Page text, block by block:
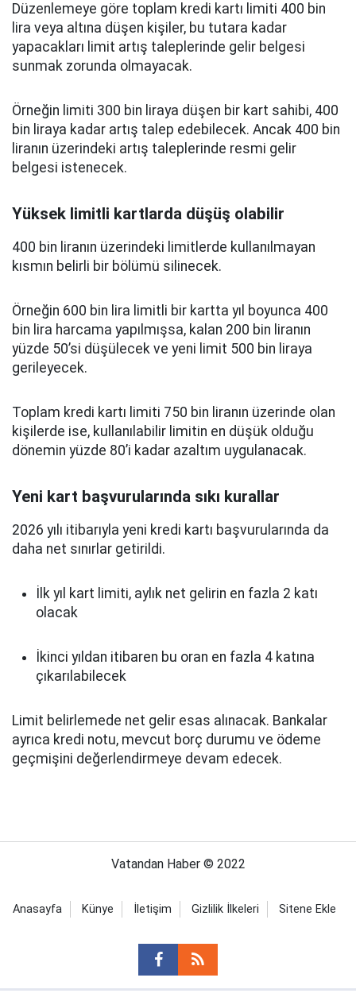
Düzenlemeye göre toplam kredi kartı limiti 400 bin
lira veya altına düşen kişiler, bu tutara kadar
yapacakları limit artış taleplerinde gelir belgesi
sunmak zorunda olmayacak.
Örneğin limiti 300 bin liraya düşen bir kart sahibi, 400
bin liraya kadar artış talep edebilecek. Ancak 400 bin
liranın üzerindeki artış taleplerinde resmi gelir
belgesi istenecek.
Yüksek limitli kartlarda düşüş olabilir
400 bin liranın üzerindeki limitlerde kullanılmayan
kısmın belirli bir bölümü silinecek.
Örneğin 600 bin lira limitli bir kartta yıl boyunca 400
bin lira harcama yapılmışsa, kalan 200 bin liranın
yüzde 50’si düşülecek ve yeni limit 500 bin liraya
gerileyecek.
Toplam kredi kartı limiti 750 bin liranın üzerinde olan
kişilerde ise, kullanılabilir limitin en düşük olduğu
dönemin yüzde 80’i kadar azaltım uygulanacak.
Yeni kart başvurularında sıkı kurallar
2026 yılı itibarıyla yeni kredi kartı başvurularında da
daha net sınırlar getirildi.
İlk yıl kart limiti, aylık net gelirin en fazla 2 katı
olacak
İkinci yıldan itibaren bu oran en fazla 4 katına
çıkarılabilecek
Limit belirlemede net gelir esas alınacak. Bankalar
ayrıca kredi notu, mevcut borç durumu ve ödeme
geçmişini değerlendirmeye devam edecek.
Vatandan Haber © 2022
Anasayfa Künye İletişim Gizlilik İlkeleri Sitene Ekle